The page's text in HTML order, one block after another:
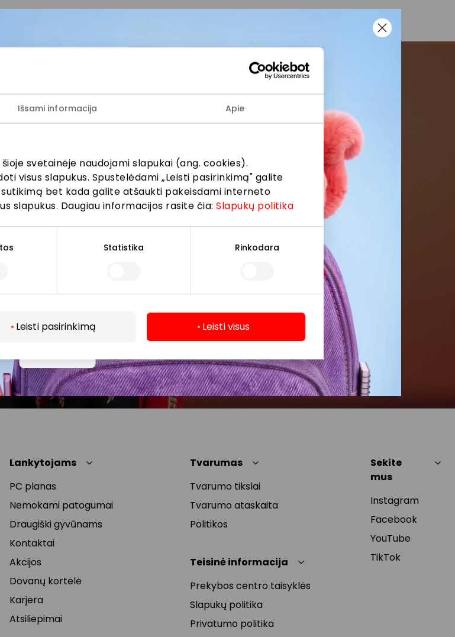
Išsami informacija Apie
svetainėje naudojami slapukai (ang. cookies).
visus slapukus. Spustelėdami „Leisti pasirinkimą" galite
sutikimą bet kada galite atšaukti pakeisdami interneto
slapukus. Daugiau informacijos rasite čia:Slapukų politika
Statistika Rinkodara
Leisti pasirinkimą Leisti visus
mūsų bendruomenės
el. pašto duomenis tvarkys naujienlaiškių
Sutikimą galėsi bet kuriuo metu
nuorodą gautame
Lankytojams
PC planas
Nemokami patogumai
Draugiški gyvūnams
Kontaktai
Akcijos
Dovanų kortelė
Karjera
Atsiliepimai
Tvarumas
Tvarumo tikslai
Tvarumo ataskaita
Politikos
Teisinė informacija
Prekybos centro taisyklės
Slapukų politika
Privatumo politika
Sekite
mus
Instagram
Facebook
YouTube
TikTok